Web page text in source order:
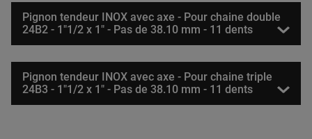
Pignon tendeur INOX avec axe - Pour chaine double
24B2 - 1"1/2 x 1" - Pas de 38.10 mm - 11 dents
Pignon tendeur INOX avec axe - Pour chaine triple
24B3 - 1"1/2 x 1" - Pas de 38.10 mm - 11 dents